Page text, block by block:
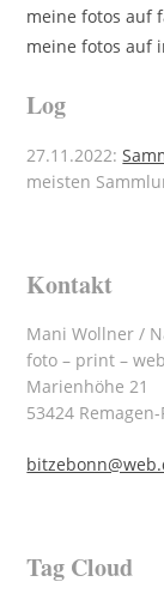
meine fotos auf
meine fotos auf
Log
27.11.2022:
meisten
Kontakt
Mani Wollner /
foto – print – web
Marienhöhe 21
53424
Tag Cloud